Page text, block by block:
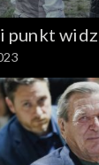
punkt